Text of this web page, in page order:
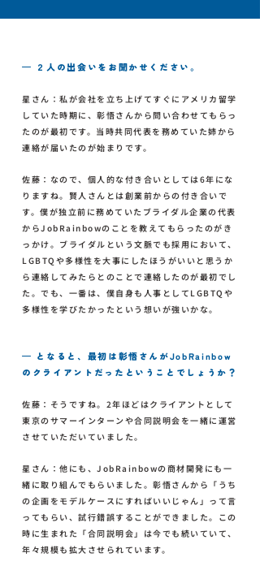
— ２人の出会いをお聞かせください。
星さん：私が会社を立ち上げてすぐにアメリカ留学
していた時期に、彰悟さんから問い合わせてもらっ
たのが最初です。当時共同代表を務めていた姉から
連絡が届いたのが始まりです。
佐藤：なので、個人的な付き合いとしては6年にな
りますね。賢人さんとは創業前からの付き合いで
す。僕が独立前に務めていたブライダル企業の代表
からJobRainbowのことを教えてもらったのがき
っかけ。ブライダルという文脈でも採用において、
LGBTQや多様性を大事にしたほうがいいと思うか
ら連絡してみたらとのことで連絡したのが最初でし
た。でも、一番は、僕自身も人事としてLGBTQや
多様性を学びたかったという想いが強いかな。
— となると、最初は彰悟さんがJobRainbow
のクライアントだったということでしょうか？
佐藤：そうですね。2年ほどはクライアントとして
東京のサマーインターンや合同説明会を一緒に運営
させていただいていました。
星さん：他にも、JobRainbowの商材開発にも一
緒に取り組んでもらいました。彰悟さんから「うち
の企画をモデルケースにすればいいじゃん」って言
ってもらい、試行錯誤することができました。この
時に生まれた「合同説明会」は今でも続いていて、
年々規模も拡大させられています。